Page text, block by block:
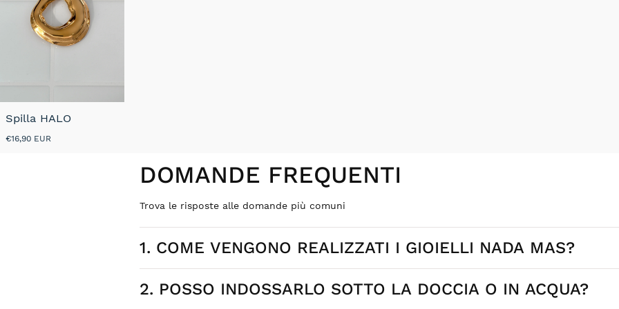
Spilla HALO
Prezzo
€16,90 EUR
DOMANDE FREQUENTI
Trova le risposte alle domande più comuni
1. COME VENGONO REALIZZATI I GIOIELLI NADA MAS?
Ogni gioiello Nada Mas nasce da design selezionati ed esclusivi, sviluppati per il brand. Alcuni
2. POSSO INDOSSARLO SOTTO LA DOCCIA O IN ACQUA?